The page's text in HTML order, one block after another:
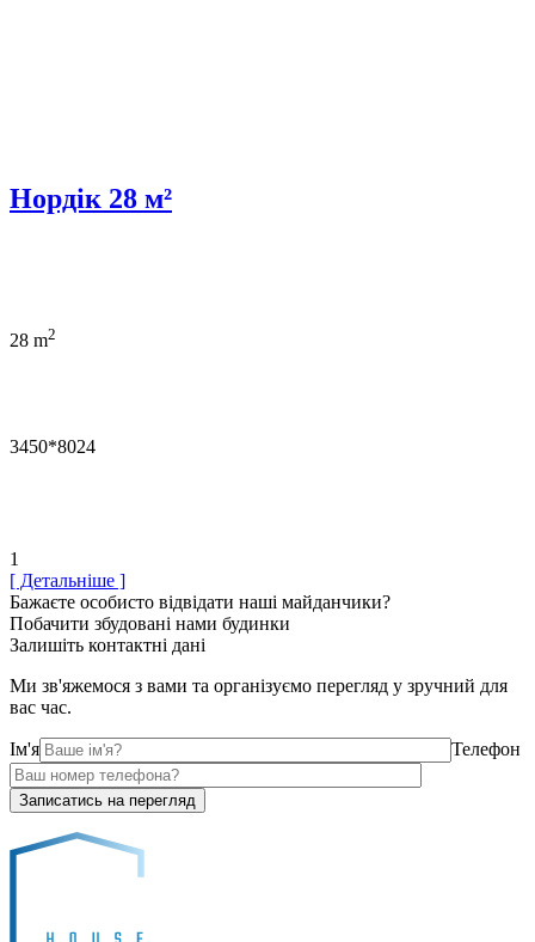
Нордік 28 м²
28 m2
3450*8024
1
[ Детальніше ]
Бажаєте особисто відвідати наші майданчики?
Побачити збудовані нами будинки
Залишіть контактні дані
Ми зв'яжемося з вами та організуємо перегляд у зручний для
вас час.
Ім'я Телефон